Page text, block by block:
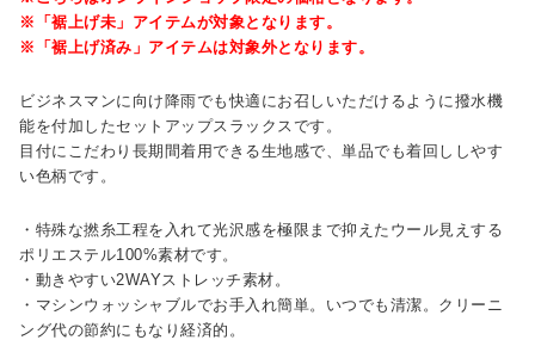
※「裾上げ未」アイテムが対象となります。
※「裾上げ済み」アイテムは対象外となります。
ビジネスマンに向け降雨でも快適にお召しいただけるように撥水機
能を付加したセットアップスラックスです。
目付にこだわり長期間着用できる生地感で、単品でも着回ししやす
い色柄です。
・特殊な撚糸工程を入れて光沢感を極限まで抑えたウール見えする
ポリエステル100%素材です。
・動きやすい2WAYストレッチ素材。
・マシンウォッシャブルでお手入れ簡単。いつでも清潔。クリーニ
ング代の節約にもなり経済的。